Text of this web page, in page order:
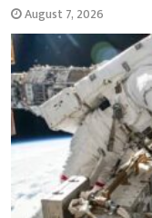
August 7, 2026